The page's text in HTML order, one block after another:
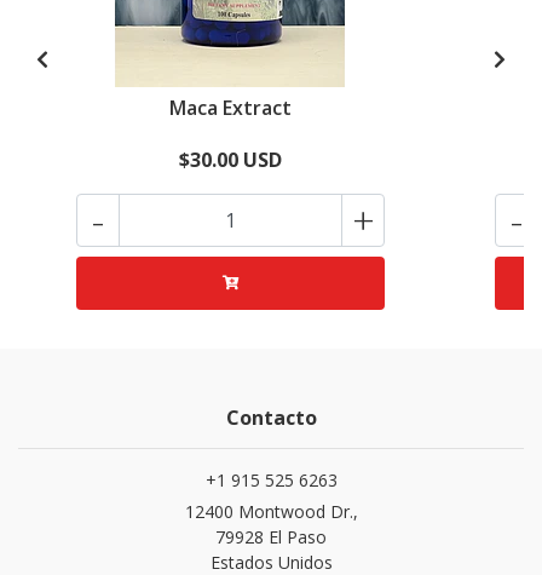
Maca Extract
$30.00 USD
- + -
Contacto
+1 915 525 6263
12400 Montwood Dr.,
79928 El Paso
Estados Unidos